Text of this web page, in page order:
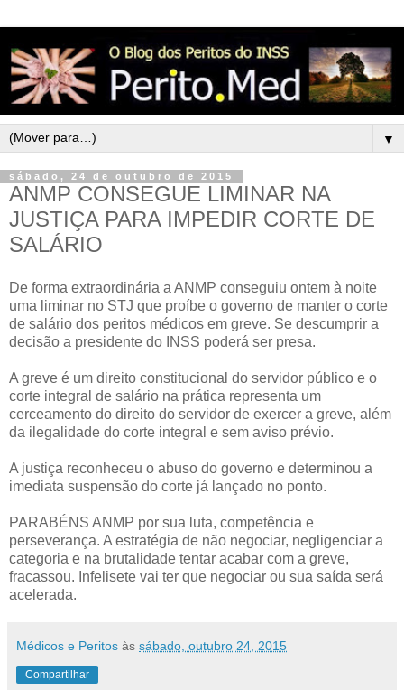
▼
sábado, 24 de outubro de 2015
ANMP CONSEGUE LIMINAR NA
JUSTIÇA PARA IMPEDIR CORTE DE
SALÁRIO
De forma extraordinária a ANMP conseguiu ontem à noite
uma liminar no STJ que proíbe o governo de manter o corte
de salário dos peritos médicos em greve. Se descumprir a
decisão a presidente do INSS poderá ser presa.
A greve é um direito constitucional do servidor público e o
corte integral de salário na prática representa um
cerceamento do direito do servidor de exercer a greve, além
da ilegalidade do corte integral e sem aviso prévio.
A justiça reconheceu o abuso do governo e determinou a
imediata suspensão do corte já lançado no ponto.
PARABÉNS ANMP por sua luta, competência e
perseverança. A estratégia de não negociar, negligenciar a
categoria e na brutalidade tentar acabar com a greve,
fracassou. Infelisete vai ter que negociar ou sua saída será
acelerada.
Médicos e Peritos às sábado, outubro 24, 2015
Compartilhar